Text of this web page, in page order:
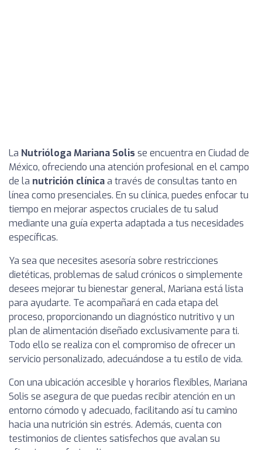
La Nutrióloga Mariana Solis se encuentra en Ciudad de
México, ofreciendo una atención profesional en el campo
de la nutrición clínicaa través de consultas tanto en
línea como presenciales. En su clínica, puedes enfocar tu
tiempo en mejorar aspectos cruciales de tu salud
mediante una guía experta adaptada a tus necesidades
específicas.
Ya sea que necesites asesoría sobre restricciones
dietéticas, problemas de salud crónicos o simplemente
desees mejorar tu bienestar general, Mariana está lista
para ayudarte. Te acompañará en cada etapa del
proceso, proporcionando un diagnóstico nutritivo y un
plan de alimentación diseñado exclusivamente para ti.
Todo ello se realiza con el compromiso de ofrecer un
servicio personalizado, adecuándose a tu estilo de vida.
Con una ubicación accesible y horarios flexibles, Mariana
Solis se asegura de que puedas recibir atención en un
entorno cómodo y adecuado, facilitando así tu camino
hacia una nutrición sin estrés. Además, cuenta con
testimonios de clientes satisfechos que avalan su